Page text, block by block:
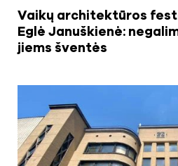
Vaikų architektūros
Eglė Januškienė:
jiems šventės